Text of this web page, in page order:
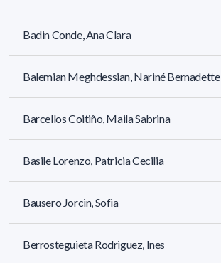
Badin Conde, Ana Clara
Balemian Meghdessian, Nariné Bernadette
Barcellos Coitiño, Maila Sabrina
Basile Lorenzo, Patricia Cecilia
Bausero Jorcin, Sofia
Berrosteguieta Rodriguez, Ines